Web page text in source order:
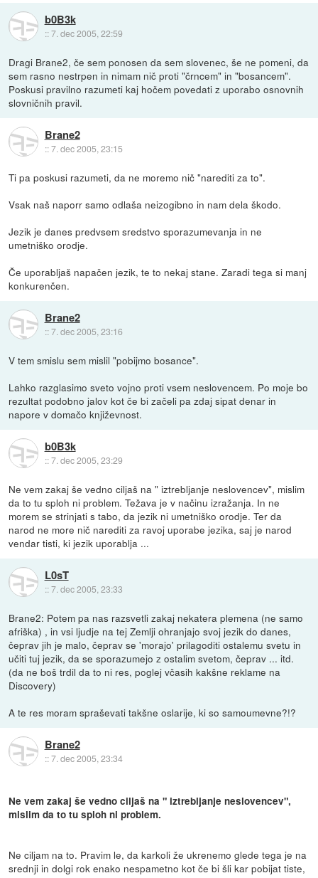
b0B3k
::7. dec 2005, 22:59
Dragi Brane2, če sem ponosen da sem slovenec, še ne pomeni, da
sem rasno nestrpen in nimam nič proti "črncem" in "bosancem".
Poskusi pravilno razumeti kaj hočem povedati z uporabo osnovnih
slovničnih pravil.
Brane2
::7. dec 2005, 23:15
Ti pa poskusi razumeti, da ne moremo nič "narediti za to".
Vsak naš naporr samo odlaša neizogibno in nam dela škodo.
Jezik je danes predvsem sredstvo sporazumevanja in ne
umetniško orodje.
Če uporabljaš napačen jezik, te to nekaj stane. Zaradi tega si manj
konkurenčen.
Brane2
::7. dec 2005, 23:16
V tem smislu sem mislil "pobijmo bosance".
Lahko razglasimo sveto vojno proti vsem neslovencem. Po moje bo
rezultat podobno jalov kot če bi začeli pa zdaj sipat denar in
napore v domačo književnost.
b0B3k
::7. dec 2005, 23:29
Ne vem zakaj še vedno ciljaš na " iztrebljanje neslovencev", mislim
da to tu sploh ni problem. Težava je v načinu izražanja. In ne
morem se strinjati s tabo, da jezik ni umetniško orodje. Ter da
narod ne more nič narediti za ravoj uporabe jezika, saj je narod
vendar tisti, ki jezik uporablja ...
L0sT
::7. dec 2005, 23:33
Brane2: Potem pa nas razsvetli zakaj nekatera plemena (ne samo
afriška) , in vsi ljudje na tej Zemlji ohranjajo svoj jezik do danes,
čeprav jih je malo, čeprav se 'morajo' prilagoditi ostalemu svetu in
učiti tuj jezik, da se sporazumejo z ostalim svetom, čeprav ... itd.
(da ne boš trdil da to ni res, poglej včasih kakšne reklame na
Discovery)
A te res moram spraševati takšne oslarije, ki so samoumevne?!?
Brane2
::7. dec 2005, 23:34
Ne vem zakaj še vedno ciljaš na " iztrebljanje neslovencev",
mislim da to tu sploh ni problem.
Ne ciljam na to. Pravim le, da karkoli že ukrenemo glede tega je na
srednji in dolgi rok enako nespametno kot če bi šli kar pobijat tiste,